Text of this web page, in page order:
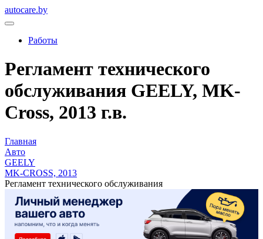
autocare.by
Работы
Регламент технического
обслуживания GEELY, MK-
Cross, 2013 г.в.
Главная
Авто
GEELY
MK-CROSS, 2013
Регламент технического обслуживания